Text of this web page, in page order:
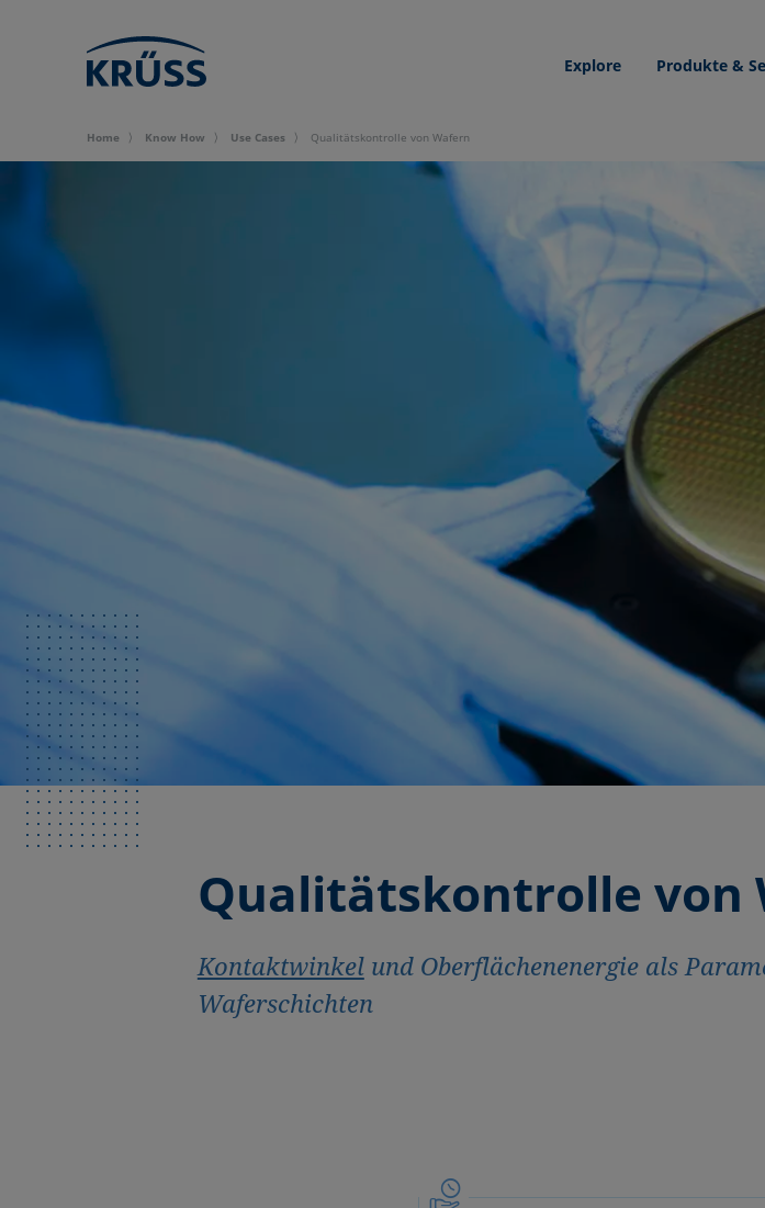
Explore Produkte &
Home Know How Use Cases Qualitätskontrolle von Wafern
Qualitätskontrolle von
Kontaktwinkelund Oberflächenenergie als
Waferschichten